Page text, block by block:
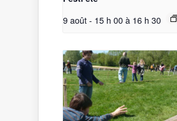
9 août - 15 h 00à 16 h 30